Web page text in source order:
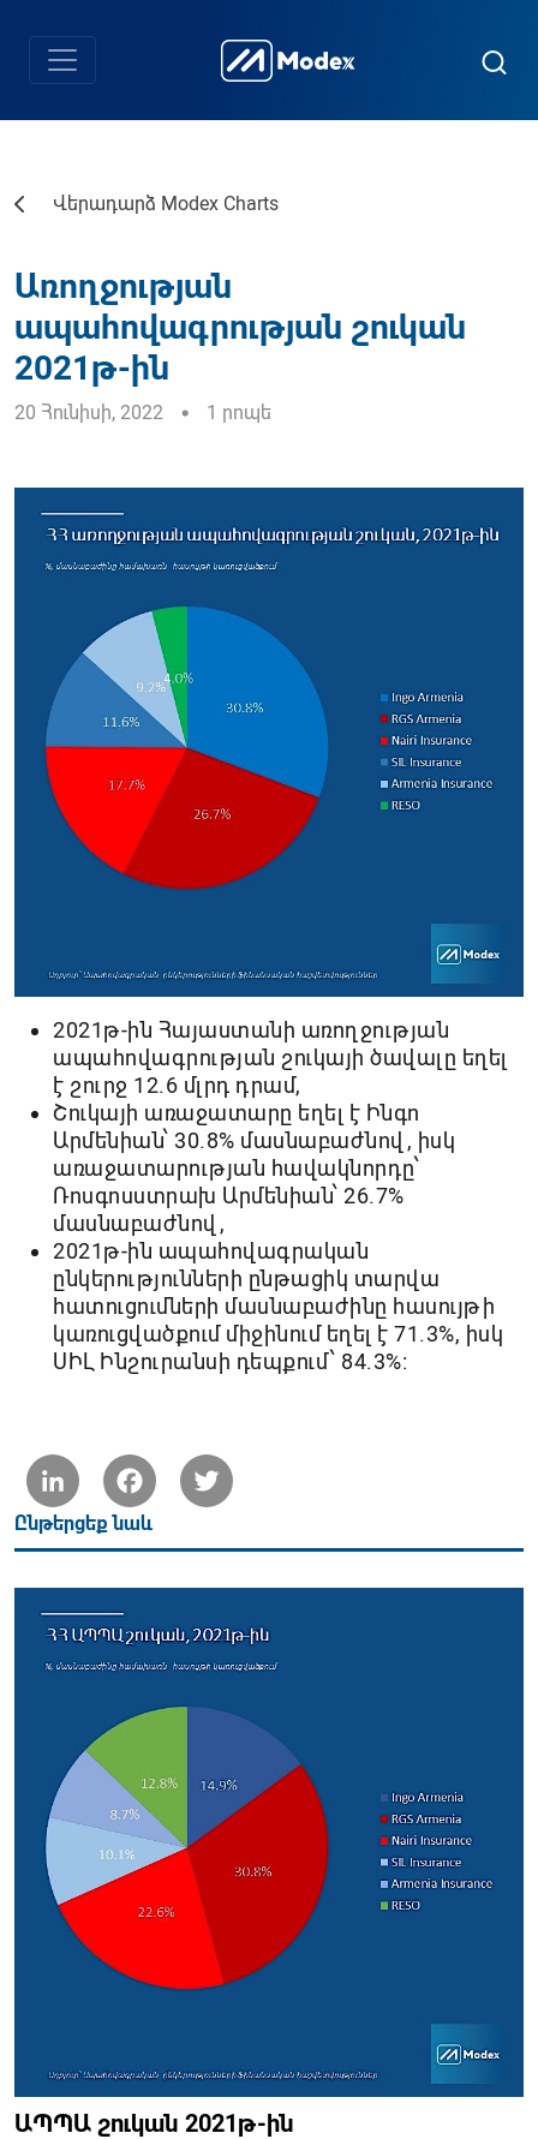
Վերադարձ Modex Charts
Առողջության
ապահովագրության շուկան
2021թ-ին
20 Հունիսի, 2022 1 րոպե
2021թ-ին Հայաստանի առողջության
ապահովագրության շուկայի ծավալը եղել
է շուրջ 12.6 մլրդ դրամ,
Շուկայի առաջատարը եղել է Ինգո
Արմենիան՝ 30.8% մասնաբաժնով, իսկ
առաջատարության հավակնորդը՝
Ռոսգոսստրախ Արմենիան՝ 26.7%
մասնաբաժնով,
2021թ-ին ապահովագրական
ընկերությունների ընթացիկ տարվա
հատուցումների մասնաբաժինը հասույթի
կառուցվածքում միջինում եղել է 71.3%, իսկ
ՍԻԼ Ինշուրանսի դեպքում՝ 84.3%:
LinkedIn Facebook
Ընթերցեք նաև
ԱՊՊԱ շուկան 2021թ-ին